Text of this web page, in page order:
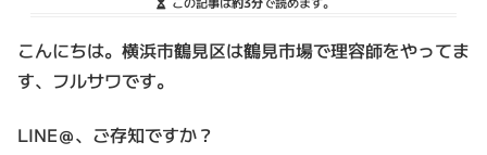
こんにちは。横浜市鶴見区は鶴見市場で理容師をやってま
す、フルサワです。
LINE＠、ご存知ですか？